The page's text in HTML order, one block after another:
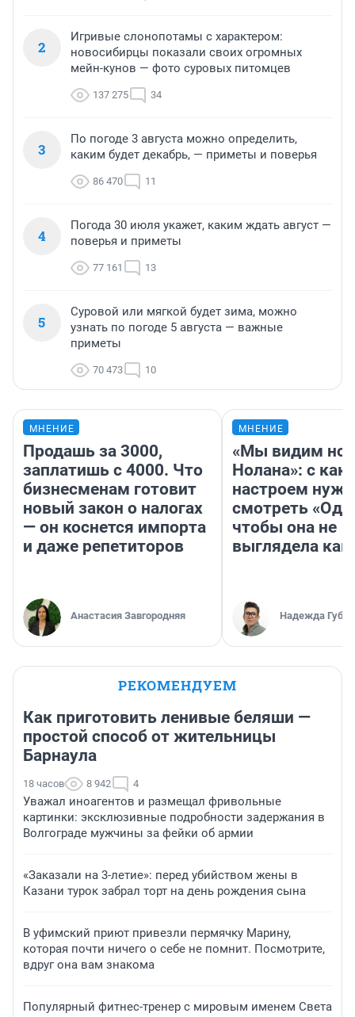
2
Игривые слонопотамы с характером:
новосибирцы показали своих огромных
мейн-кунов — фото суровых питомцев
137 275 34
3
По погоде 3 августа можно определить,
каким будет декабрь, — приметы и поверья
86 470 11
4
Погода 30 июля укажет, каким ждать август —
поверья и приметы
77 161 13
5
Суровой или мягкой будет зима, можно
узнать по погоде 5 августа — важные
приметы
70 473 10
МНЕНИЕ
Продашь за 3000,
заплатишь с 4000. Что
бизнесменам готовит
новый закон о налогах
— он коснется импорта
и даже репетиторов
Анастасия Завгородняя
МНЕНИЕ
«Мы видим
Нолана»: с
настроем
смотреть
чтобы она не
выглядела как
Надежда
РЕКОМЕНДУЕМ
Как приготовить ленивые беляши —
простой способ от жительницы
Барнаула
18 часов 8 942 4
Уважал иноагентов и размещал фривольные
картинки: эксклюзивные подробности задержания в
Волгограде мужчины за фейки об армии
«Заказали на 3-летие»: перед убийством жены в
Казани турок забрал торт на день рождения сына
В уфимский приют привезли пермячку Марину,
которая почти ничего о себе не помнит. Посмотрите,
вдруг она вам знакома
Популярный фитнес-тренер с мировым именем Света